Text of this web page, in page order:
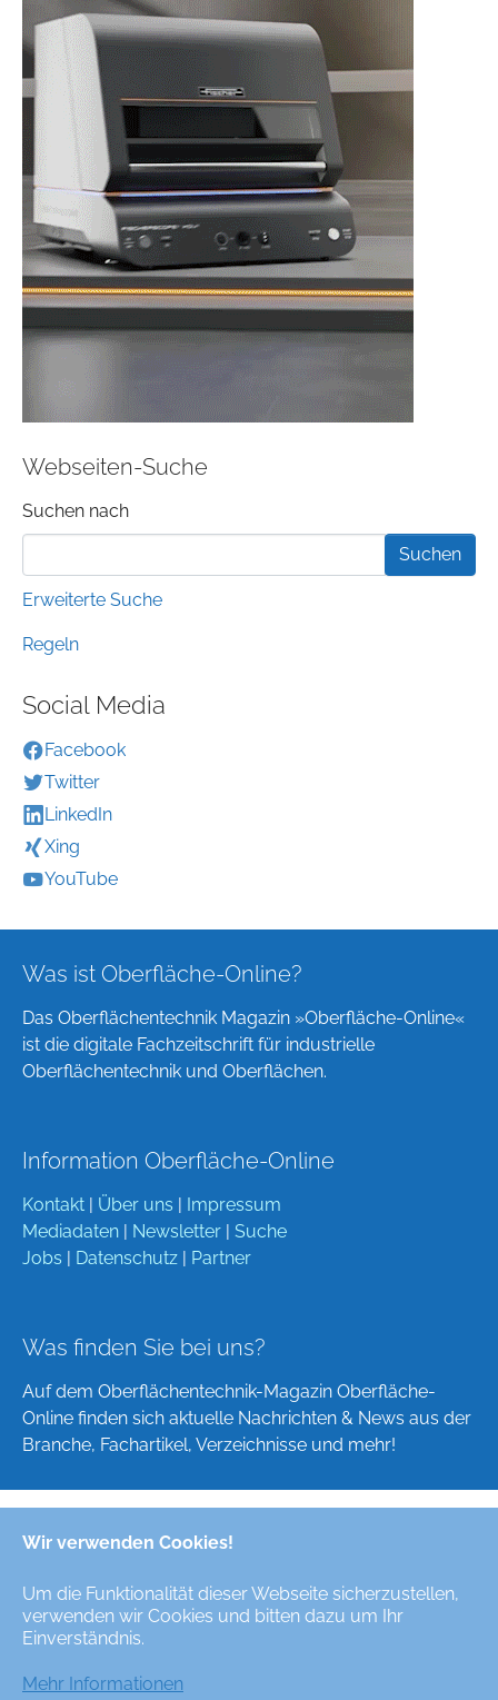
Wir verwenden Cookies!
Um die Funktionalität dieser Webseite sicherzustellen,
verwenden wir Cookies und bitten dazu um Ihr
Einverständnis.
Mehr Informationen
Webseiten-Suche
Suchformular
Suchen nach
Erweiterte Suche
Regeln
Social Media
Facebook
Twitter
LinkedIn
Xing
YouTube
Was ist Oberfläche-Online?
Das Oberflächentechnik Magazin »Oberfläche-Online«
ist die digitale Fachzeitschrift für industrielle
Oberflächentechnik und Oberflächen.
Information Oberfläche-Online
Kontakt Über uns
Impressum
Mediadaten
Newsletter
Suche
Jobs
Datenschutz Partner
Was finden Sie bei uns?
Auf dem Oberflächentechnik-Magazin Oberfläche-
Online finden sich aktuelle Nachrichten & News aus der
Branche, Fachartikel, Verzeichnisse und mehr!
Deutsch
Alle Rechte/All Rights Reserved © Oberfläche-Online,
das digitale Oberflächentechnik-Magazin / the digital
surface technologies magazine